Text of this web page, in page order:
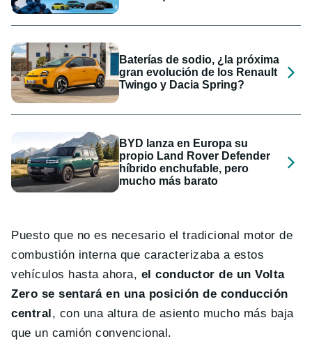
Baterías de sodio, ¿la próxima
gran evolución de los Renault
Twingo y Dacia Spring?
BYD lanza en Europa su
propio Land Rover Defender
híbrido enchufable, pero
mucho más barato
Puesto que no es necesario el tradicional motor de
combustión interna que caracterizaba a estos
vehículos hasta ahora, el conductor de un Volta
Zero se sentará en una posición de conducción
central , con una altura de asiento mucho más baja
que un camión convencional.